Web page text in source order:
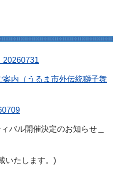
20260731
内（うるま市外伝統獅子舞
バル開催決定のお知らせ＿
いたします。)